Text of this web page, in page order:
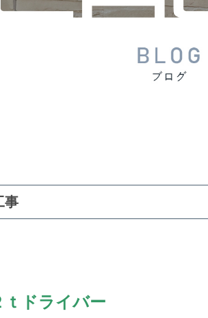
事
ドライバー